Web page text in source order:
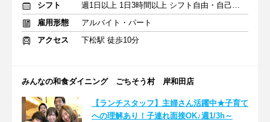
シフト
週1日以上 1日3時間以上 シフト自由・自己申告
雇用形態
アルバイト・パート
アクセス
下松駅 徒歩10分
みんなの和食ダイニング ごちそう村 岸和田店
【ランチスタッフ】主婦さん活躍中★子育て
への理解あり！子連れ面接OK♪週1/3h～